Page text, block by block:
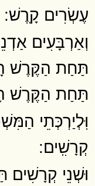
עֶשְׂרִים קָֽרֶשׁ ׃
וְאַרְבָּעִים
תַּחַת הַקֶּרֶשׁ
תַּחַת הַקֶּרֶשׁ
וּֽלְיַרְכְּתֵי
קְרָשִֽׁים ׃
וּשְׁנֵי